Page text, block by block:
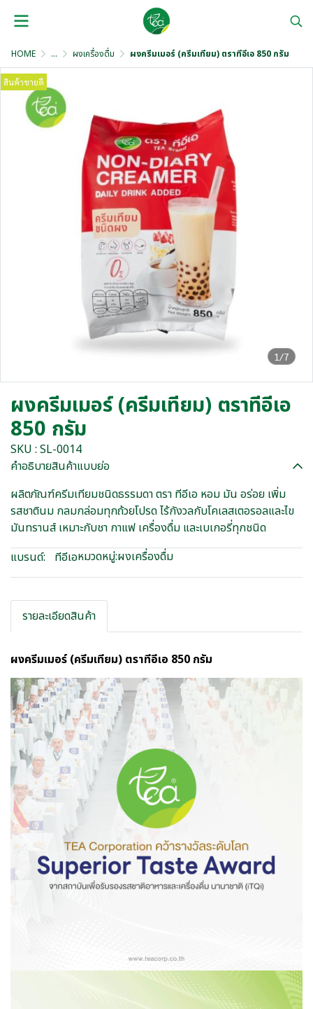
HOME ... ผงเครื่องดื่ม ผงครีมเมอร์ (ครีมเทียม) ตราทีอีเอ 850 กรัม
1/7
สินค้าขายดี
ผงครีมเมอร์ (ครีมเทียม) ตราทีอีเอ
850 กรัม
SKU : SL-0014
คำอธิบายสินค้าแบบย่อ
ผลิตภัณฑ์ครีมเทียมชนิดธรรมดา ตรา ทีอีเอ หอม มัน อร่อย เพิ่ม
รสชาตินม กลมกล่อมทุกถ้วยโปรด ไร้กังวลกับโคเลสเตอรอลและไข
มันทรานส์ เหมาะกับชา กาแฟ เครื่องดื่ม และเบเกอรี่ทุกชนิด
แบรนด์:
ทีอีเอหมวดหมู่:ผงเครื่องดื่ม
รายละเอียดสินค้า
ผงครีมเมอร์ (ครีมเทียม) ตราทีอีเอ 850 กรัม